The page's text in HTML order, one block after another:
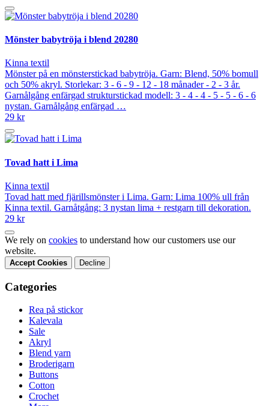
Mönster babytröja i blend 20280
Kinna textil
Mönster på en mönsterstickad babytröja. Garn: Blend, 50% bomull
och 50% akryl. Storlekar: 3 - 6 - 9 - 12 - 18 månader - 2 - 3 år.
Garnålgång enfärgad strukturstickad modell: 3 - 4 - 4 - 5 - 5 - 6 - 6
nystan. Garnålgång enfärgad …
29 kr
Tovad hatt i Lima
Kinna textil
Tovad hatt med fjärillsmönster i Lima. Garn: Lima 100% ull från
Kinna textil. Garnåtgång: 3 nystan lima + restgarn till dekoration.
29 kr
We rely on cookies to understand how our customers use our
website.
Accept Cookies Decline
Categories
Rea på stickor
Kalevala
Sale
Akryl
Blend yarn
Broderigarn
Buttons
Cotton
Crochet